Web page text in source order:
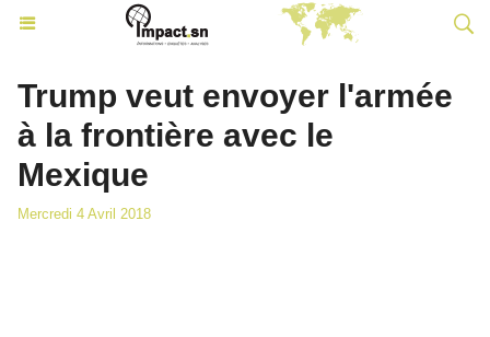
Trump veut envoyer l'armée
à la frontière avec le
Mexique
Mercredi 4 Avril 2018